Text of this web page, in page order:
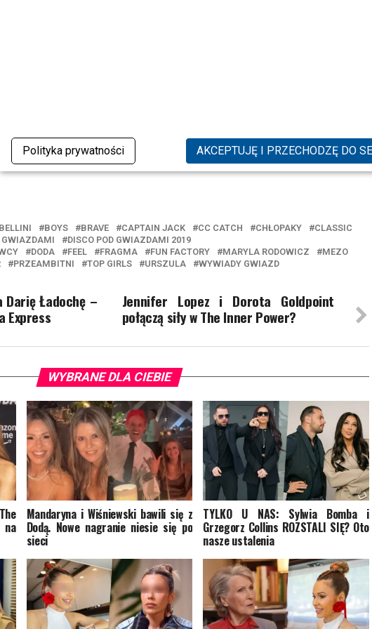
Polityka prywatności AKCEPTUJĘ I PRZECHODZĘ DO
ogon # autorka Ania Zeman #
Rodowicz(@mary_la_la) on
BELLINI BOYS BRAVE CAPTAIN JACK CC CATCH CHŁOPAKY
CLASSIC
GWIAZDAMI
DISCO POD GWIAZDAMI 2019
DODA FEEL FRAGMA FUN FACTORY MARYLA RODOWICZ
MEZO
PRZEAMBITNI TOP GIRLS URSZULA WYWIADY GWIAZD
Jennifer Lopez i Dorota Goldpoint
połączą siły w The Inner Power?
Darię Ładochę –
Express
WYBRANE DLA CIEBIE
na
Mandaryna i Wiśniewski bawili się z
Dodą. Nowe nagranie niesie się po
sieci
TYLKO U NAS: Sylwia Bomba i
Grzegorz Collins ROZSTALI SIĘ? Oto
nasze ustalenia